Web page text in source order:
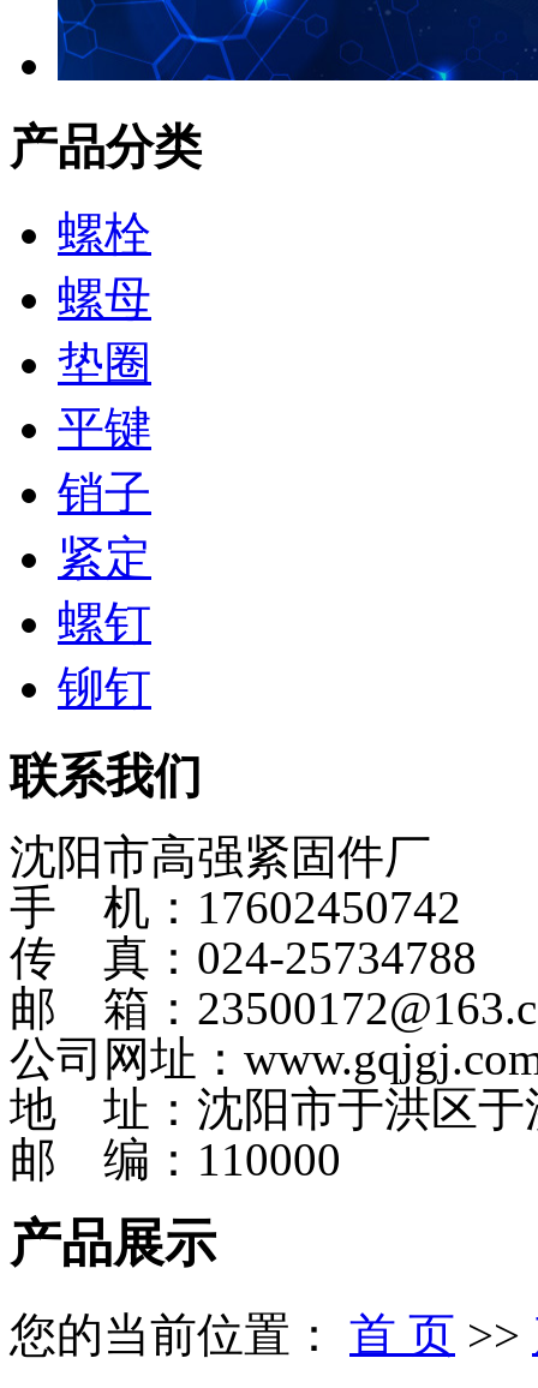
产品分类
螺栓
螺母
垫圈
平键
销子
紧定
螺钉
铆钉
联系我们
沈阳市高强紧固件厂
手 机：17602450742
传 真：024-25734788
邮 箱：
公司网址：
地 址：沈阳市于洪区于
邮 编：110000
产品展示
您的当前位置： 首 页 >>